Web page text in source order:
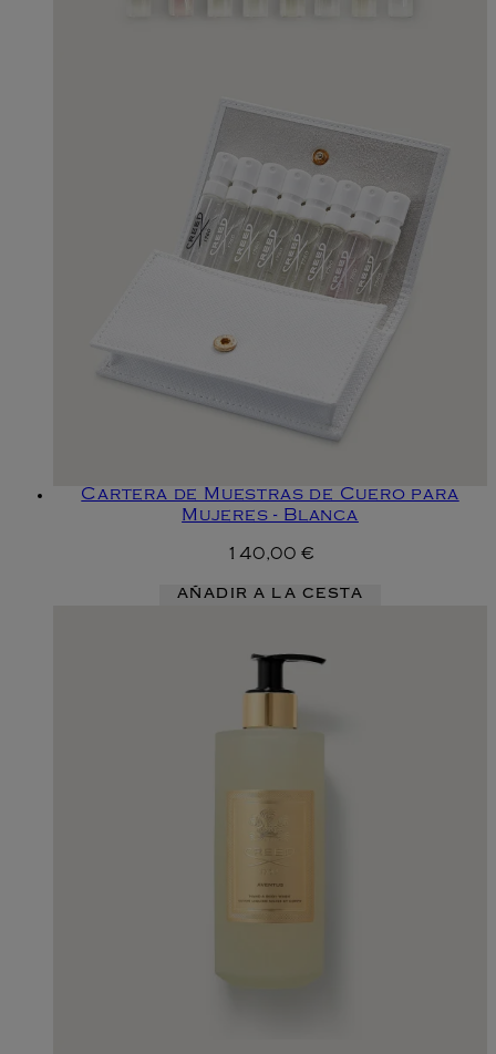
Cartera de Muestras de Cuero para
Mujeres - Blanca
140,00 €
AÑADIR A LA CESTA